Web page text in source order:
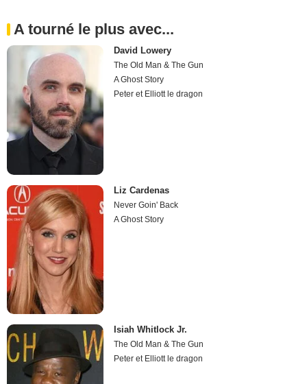
A tourné le plus avec...
David Lowery
The Old Man & The Gun
A Ghost Story
Peter et Elliott le dragon
Liz Cardenas
Never Goin' Back
A Ghost Story
Isiah Whitlock Jr.
The Old Man & The Gun
Peter et Elliott le dragon